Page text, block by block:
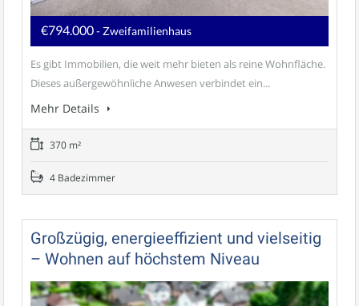
€794.000- Zweifamilienhaus
Es gibt Immobilien, die weit mehr bieten als reine Wohnfläche.
Dieses außergewöhnliche Anwesen verbindet ein...
Mehr Details
370 m²
4 Badezimmer
Großzügig, energieeffizient und vielseitig
– Wohnen auf höchstem Niveau